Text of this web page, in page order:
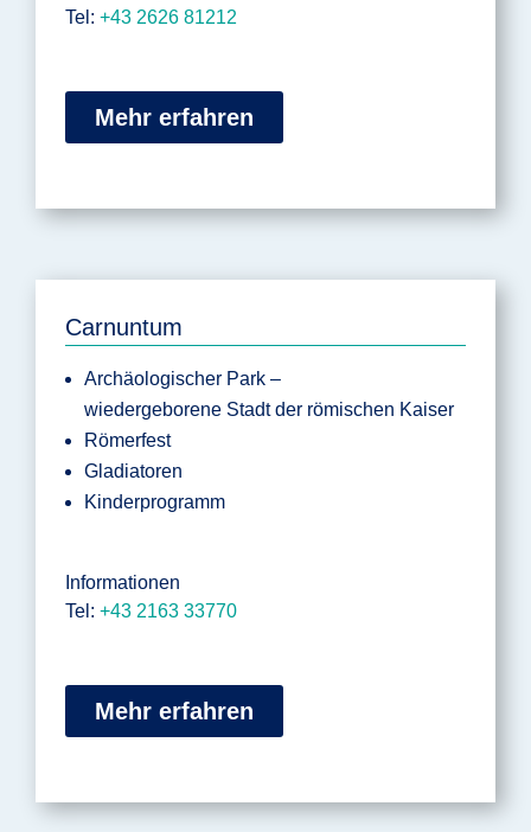
Tel: +43 2626 81212
Mehr erfahren
Carnuntum
Archäologischer Park –
wiedergeborene Stadt der römischen Kaiser
Römerfest
Gladiatoren
Kinderprogramm
Informationen
Tel: +43 2163 33770
Mehr erfahren